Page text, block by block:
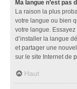
Ma langue n’est pas
La raison la plus
votre langue ou bien
votre langue.
d’installer la langue
et partager une
sur le site Internet de
Haut